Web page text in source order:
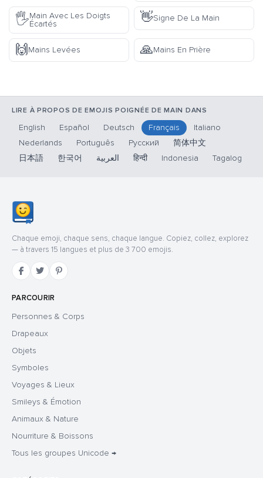
🖐️Main Avec Les Doigts
Écartés
👋Signe De La Main
🙌 Mains Levées 🙏Mains En Prière
LIRE À PROPOS DE EMOJIS POIGNÉE DE MAIN DANS
English Español Deutsch Français
Italiano
Nederlands
Português Русский
简体中文
日本語
한국어 العربية हिन्दी Indonesia Tagalog
Chaque emoji, chaque sens, chaque langue. Copiez, collez, explorez
— à travers 15 langues et plus de 3 700 emojis.
PARCOURIR
Personnes & Corps
Drapeaux
Objets
Symboles
Voyages & Lieux
Smileys & Émotion
Animaux & Nature
Nourriture & Boissons
Tous les groupes Unicode →